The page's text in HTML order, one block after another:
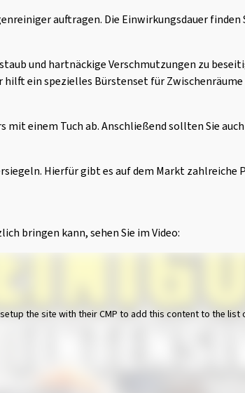
auftragen. Die Einwirkungsdauer finden
und hartnäckige Verschmutzungen zu
hilft ein spezielles Bürstenset für
mit einem Tuch ab. Anschließend sollten Sie
Hierfür gibt es auf dem Markt zahlreiche
bringen kann, sehen Sie im Video:
the site with their CMP to add this content to the list